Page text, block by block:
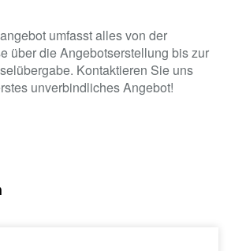
umfasst alles von der
über die Angebotserstellung bis zur
Kontaktieren Sie uns
unverbindliches Angebot!